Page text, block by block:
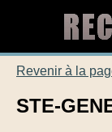
Revenir à la
STE-